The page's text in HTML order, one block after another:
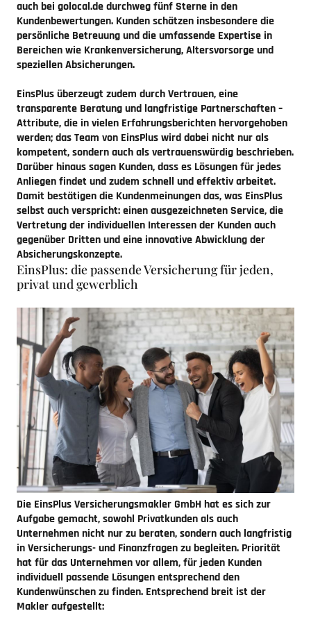
auch bei golocal.de durchweg fünf Sterne in den
Kundenbewertungen. Kunden schätzen insbesondere die
persönliche Betreuung und die umfassende Expertise in
Bereichen wie Krankenversicherung, Altersvorsorge und
speziellen Absicherungen.
EinsPlus überzeugt zudem durch Vertrauen, eine
transparente Beratung und langfristige Partnerschaften –
Attribute, die in vielen Erfahrungsberichten hervorgehoben
werden; das Team von EinsPlus wird dabei nicht nur als
kompetent, sondern auch als vertrauenswürdig beschrieben.
Darüber hinaus sagen Kunden, dass es Lösungen für jedes
Anliegen findet und zudem schnell und effektiv arbeitet.
Damit bestätigen die Kundenmeinungen das, was EinsPlus
selbst auch verspricht: einen ausgezeichneten Service, die
Vertretung der individuellen Interessen der Kunden auch
gegenüber Dritten und eine innovative Abwicklung der
Absicherungskonzepte.
EinsPlus: die passende Versicherung für jeden,
privat und gewerblich
Die EinsPlus Versicherungsmakler GmbH hat es sich zur
Aufgabe gemacht, sowohl Privatkunden als auch
Unternehmen nicht nur zu beraten, sondern auch langfristig
in Versicherungs- und Finanzfragen zu begleiten. Priorität
hat für das Unternehmen vor allem, für jeden Kunden
individuell passende Lösungen entsprechend den
Kundenwünschen zu finden. Entsprechend breit ist der
Makler aufgestellt: